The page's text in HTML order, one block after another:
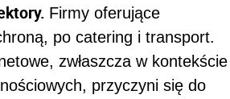
Firmy oferujące
po catering i transport.
zwłaszcza w kontekście
przyczyni się do